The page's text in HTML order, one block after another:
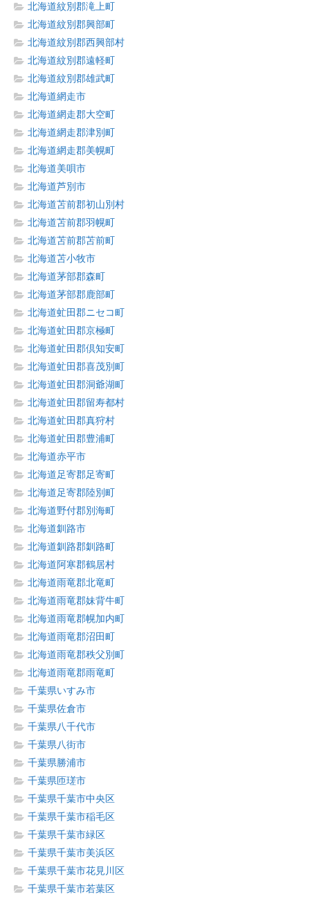
北海道紋別郡滝上町
北海道紋別郡興部町
北海道紋別郡西興部村
北海道紋別郡遠軽町
北海道紋別郡雄武町
北海道網走市
北海道網走郡大空町
北海道網走郡津別町
北海道網走郡美幌町
北海道美唄市
北海道芦別市
北海道苫前郡初山別村
北海道苫前郡羽幌町
北海道苫前郡苫前町
北海道苫小牧市
北海道茅部郡森町
北海道茅部郡鹿部町
北海道虻田郡ニセコ町
北海道虻田郡京極町
北海道虻田郡倶知安町
北海道虻田郡喜茂別町
北海道虻田郡洞爺湖町
北海道虻田郡留寿都村
北海道虻田郡真狩村
北海道虻田郡豊浦町
北海道赤平市
北海道足寄郡足寄町
北海道足寄郡陸別町
北海道野付郡別海町
北海道釧路市
北海道釧路郡釧路町
北海道阿寒郡鶴居村
北海道雨竜郡北竜町
北海道雨竜郡妹背牛町
北海道雨竜郡幌加内町
北海道雨竜郡沼田町
北海道雨竜郡秩父別町
北海道雨竜郡雨竜町
千葉県いすみ市
千葉県佐倉市
千葉県八千代市
千葉県八街市
千葉県勝浦市
千葉県匝瑳市
千葉県千葉市中央区
千葉県千葉市稲毛区
千葉県千葉市緑区
千葉県千葉市美浜区
千葉県千葉市花見川区
千葉県千葉市若葉区